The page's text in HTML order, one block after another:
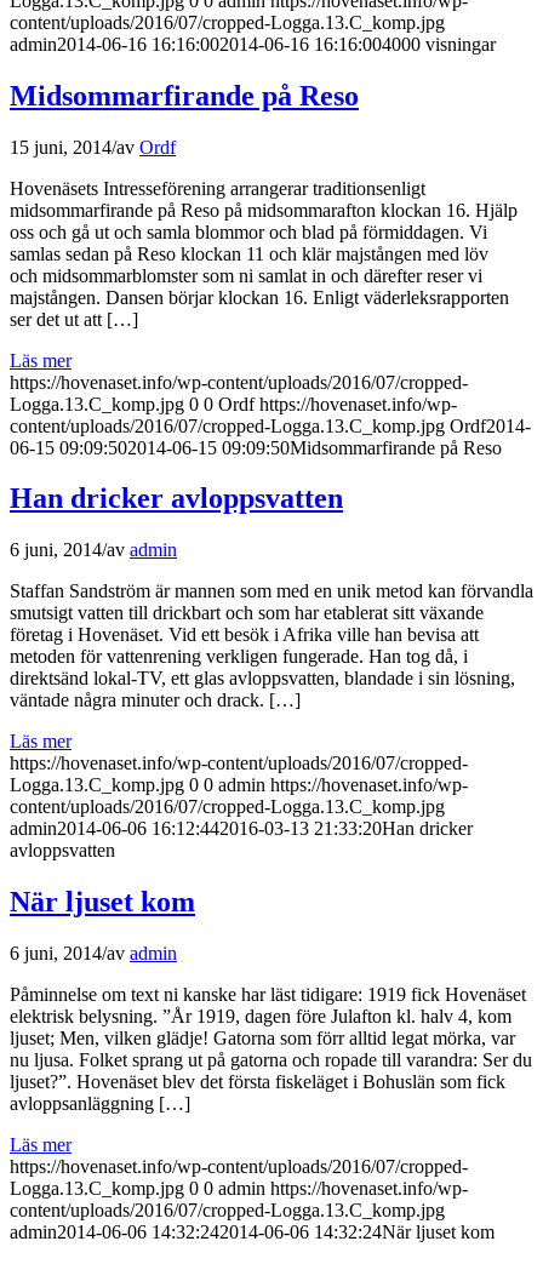
content/uploads/2016/07/cropped-Logga.13.C_komp.jpg
admin2014-06-16 16:16:002014-06-16 16:16:004000 visningar
Midsommarfirande på Reso
15 juni, 2014/av Ordf
Hovenäsets Intresseförening arrangerar traditionsenligt
midsommarfirande på Reso på midsommarafton klockan 16. Hjälp
oss och gå ut och samla blommor och blad på förmiddagen. Vi
samlas sedan på Reso klockan 11 och klär majstången med löv
och midsommarblomster som ni samlat in och därefter reser vi
majstången. Dansen börjar klockan 16. Enligt väderleksrapporten
ser det ut att […]
Läs mer
https://hovenaset.info/wp-content/uploads/2016/07/cropped-
Logga.13.C_komp.jpg 0 0 Ordf https://hovenaset.info/wp-
content/uploads/2016/07/cropped-Logga.13.C_komp.jpg Ordf2014-
06-15 09:09:502014-06-15 09:09:50Midsommarfirande på Reso
Han dricker avloppsvatten
6 juni, 2014/av admin
Staffan Sandström är mannen som med en unik metod kan förvandla
smutsigt vatten till drickbart och som har etablerat sitt växande
företag i Hovenäset. Vid ett besök i Afrika ville han bevisa att
metoden för vattenrening verkligen fungerade. Han tog då, i
direktsänd lokal-TV, ett glas avloppsvatten, blandade i sin lösning,
väntade några minuter och drack. […]
Läs mer
https://hovenaset.info/wp-content/uploads/2016/07/cropped-
Logga.13.C_komp.jpg 0 0 admin https://hovenaset.info/wp-
content/uploads/2016/07/cropped-Logga.13.C_komp.jpg
admin2014-06-06 16:12:442016-03-13 21:33:20Han dricker
avloppsvatten
När ljuset kom
6 juni, 2014/av admin
Påminnelse om text ni kanske har läst tidigare: 1919 fick Hovenäset
elektrisk belysning. ”År 1919, dagen före Julafton kl. halv 4, kom
ljuset; Men, vilken glädje! Gatorna som förr alltid legat mörka, var
nu ljusa. Folket sprang ut på gatorna och ropade till varandra: Ser du
ljuset?”. Hovenäset blev det första fiskeläget i Bohuslän som fick
avloppsanläggning […]
Läs mer
https://hovenaset.info/wp-content/uploads/2016/07/cropped-
Logga.13.C_komp.jpg 0 0 admin https://hovenaset.info/wp-
content/uploads/2016/07/cropped-Logga.13.C_komp.jpg
admin2014-06-06 14:32:242014-06-06 14:32:24När ljuset kom